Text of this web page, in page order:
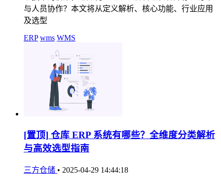
与人员协作？本文将从定义解析、核心功能、行业应用
及选型
ERP wms WMS
[置顶] 仓库 ERP 系统有哪些？全维度分类解析
与高效选型指南
三方仓储 • 2025-04-29 14:44:18